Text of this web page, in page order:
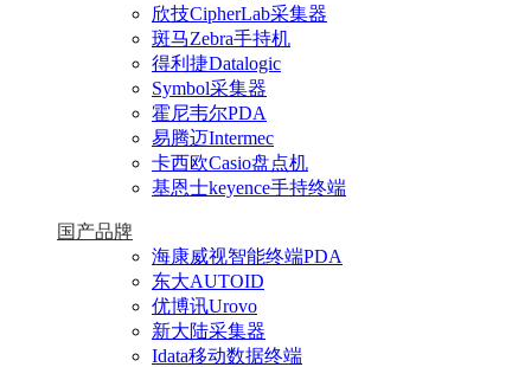
欣技CipherLab采集器
斑马Zebra手持机
得利捷Datalogic
Symbol采集器
霍尼韦尔PDA
易腾迈Intermec
卡西欧Casio盘点机
基恩士keyence手持终端
国产品牌
海康威视智能终端PDA
东大AUTOID
优博讯Urovo
新大陆采集器
Idata移动数据终端